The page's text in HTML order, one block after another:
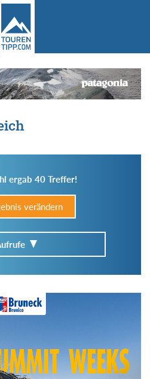
ergab 40 Treffer!
verändern
suchen